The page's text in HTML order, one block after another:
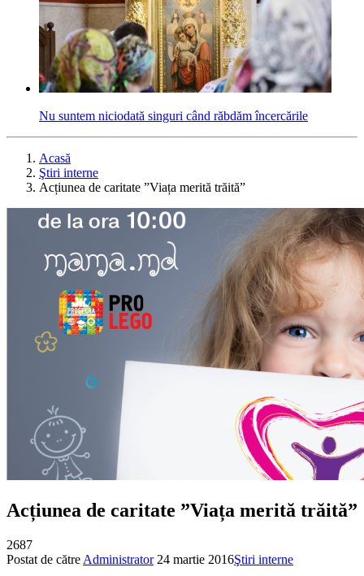
Nu suntem niciodată singuri când răbdăm încercările
Acasă
Ştiri interne
Acțiunea de caritate ”Viața merită trăită”
Acțiunea de caritate ”Viața merită trăită”
2687
Postat de către Administrator 24 martie 2016Ştiri interne